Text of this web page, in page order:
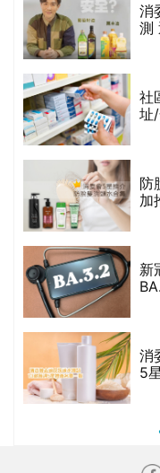
消
測
社
址
防
加
新
消
5